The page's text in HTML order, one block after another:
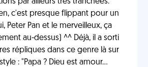
c'est presque flippant pour un
Peter Pan et le merveilleux, ça
au-dessus) ^^ Déjà, il a sorti
répliques dans ce genre là sur
: "Papa ? Dieu est amour...